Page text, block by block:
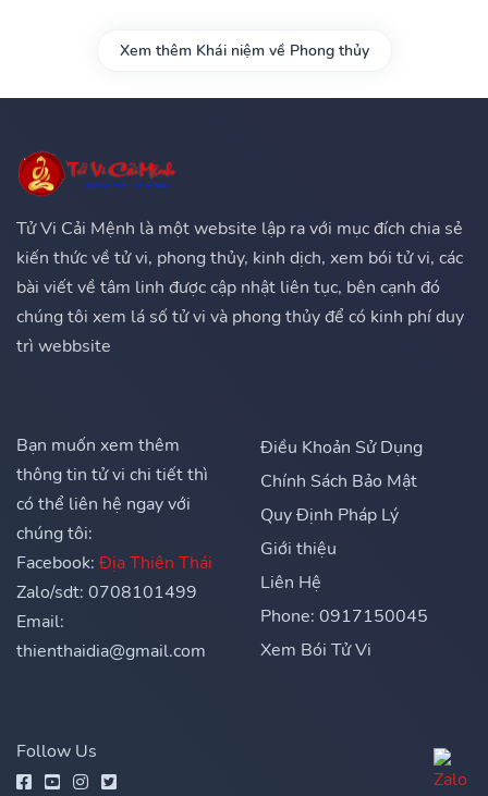
Xem thêm Khái niệm về Phong thủy
Tử Vi Cải Mệnh là một website lập ra với mục đích chia sẻ
kiến thức về tử vi, phong thủy, kinh dịch, xem bói tử vi, các
bài viết về tâm linh được cập nhật liên tục, bên cạnh đó
chúng tôi xem lá số tử vi và phong thủy để có kinh phí duy
trì webbsite
Bạn muốn xem thêm
thông tin tử vi chi tiết thì
có thể liên hệ ngay với
chúng tôi:
Facebook: Địa Thiên Thái
Zalo/sdt: 0708101499
Email:
thienthaidia@gmail.com
Điều Khoản Sử Dụng
Chính Sách Bảo Mật
Quy Định Pháp Lý
Giới thiệu
Liên Hệ
Phone: 0917150045
Xem Bói Tử Vi
Follow Us